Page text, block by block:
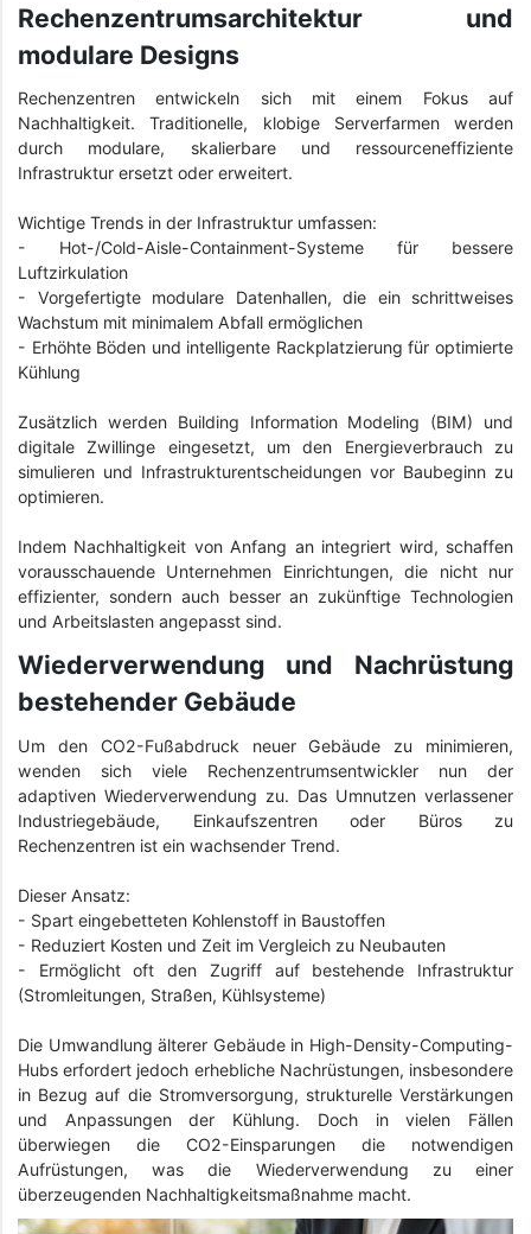
Rechenzentrumsarchitektur und
modulare Designs
Rechenzentren entwickeln sich mit einem Fokus auf
Nachhaltigkeit. Traditionelle, klobige Serverfarmen werden
durch modulare, skalierbare und ressourceneffiziente
Infrastruktur ersetzt oder erweitert.
Wichtige Trends in der Infrastruktur umfassen:
- Hot-/Cold-Aisle-Containment-Systeme für bessere
Luftzirkulation
- Vorgefertigte modulare Datenhallen, die ein schrittweises
Wachstum mit minimalem Abfall ermöglichen
- Erhöhte Böden und intelligente Rackplatzierung für optimierte
Kühlung
Zusätzlich werden Building Information Modeling (BIM) und
digitale Zwillinge eingesetzt, um den Energieverbrauch zu
simulieren und Infrastrukturentscheidungen vor Baubeginn zu
optimieren.
Indem Nachhaltigkeit von Anfang an integriert wird, schaffen
vorausschauende Unternehmen Einrichtungen, die nicht nur
effizienter, sondern auch besser an zukünftige Technologien
und Arbeitslasten angepasst sind.
Wiederverwendung und Nachrüstung
bestehender Gebäude
Um den CO2-Fußabdruck neuer Gebäude zu minimieren,
wenden sich viele Rechenzentrumsentwickler nun der
adaptiven Wiederverwendung zu. Das Umnutzen verlassener
Industriegebäude, Einkaufszentren oder Büros zu
Rechenzentren ist ein wachsender Trend.
Dieser Ansatz:
- Spart eingebetteten Kohlenstoff in Baustoffen
- Reduziert Kosten und Zeit im Vergleich zu Neubauten
- Ermöglicht oft den Zugriff auf bestehende Infrastruktur
(Stromleitungen, Straßen, Kühlsysteme)
Die Umwandlung älterer Gebäude in High-Density-Computing-
Hubs erfordert jedoch erhebliche Nachrüstungen, insbesondere
in Bezug auf die Stromversorgung, strukturelle Verstärkungen
und Anpassungen der Kühlung. Doch in vielen Fällen
überwiegen die CO2-Einsparungen die notwendigen
Aufrüstungen, was die Wiederverwendung zu einer
überzeugenden Nachhaltigkeitsmaßnahme macht.